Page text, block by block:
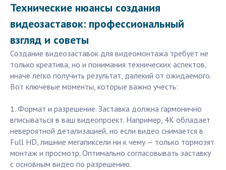
Технические нюансы создания
видеозаставок: профессиональный
взгляд и советы
Создание видеозаставок для видеомонтажа требует не
только креатива, но и понимания технических аспектов,
иначе легко получить результат, далекий от ожидаемого.
Вот ключевые моменты, которые важно учесть:
1. Формат и разрешение. Заставка должна гармонично
вписываться в ваш видеопроект. Например, 4K обладает
невероятной детализацией, но если видео снимается в
Full HD, лишние мегапиксели ни к чему — только тормозят
монтаж и просмотр. Оптимально согласовывать заставку
с основным видео по разрешению.